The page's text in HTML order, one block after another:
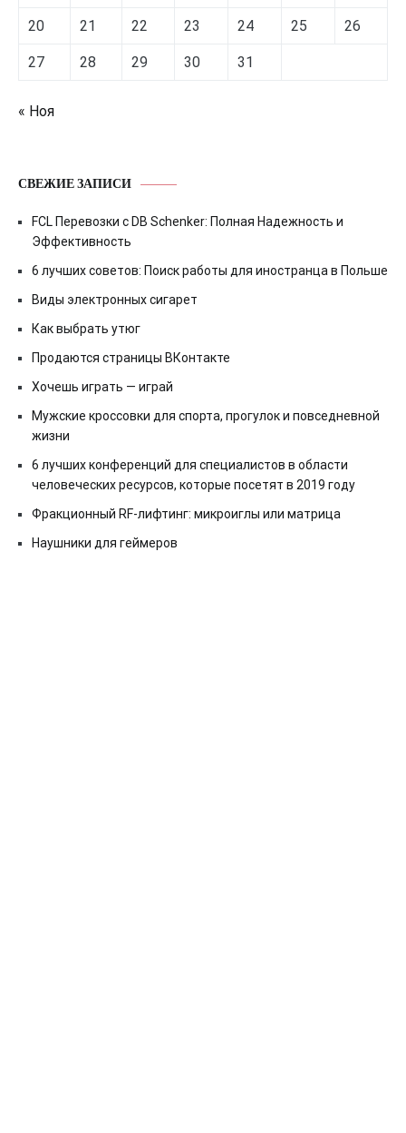
20 21 22 23 24 25 26
27 28 29 30 31
« Ноя
СВЕЖИЕ ЗАПИСИ
FCL Перевозки с DB Schenker: Полная Надежность и
Эффективность
6 лучших советов: Поиск работы для иностранца в Польше
Виды электронных сигарет
Как выбрать утюг
Продаются страницы ВКонтакте
Хочешь играть — играй
Мужские кроссовки для спорта, прогулок и повседневной
жизни
6 лучших конференций для специалистов в области
человеческих ресурсов, которые посетят в 2019 году
Фракционный RF-лифтинг: микроиглы или матрица
Наушники для геймеров